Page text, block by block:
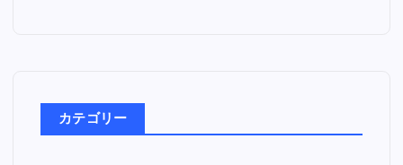
カテゴリー